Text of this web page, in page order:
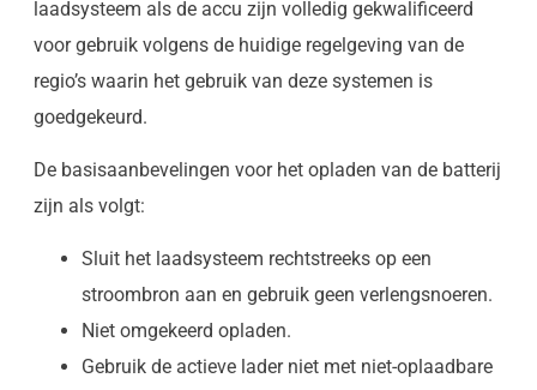
laadsysteem als de accu zijn volledig gekwalificeerd
voor gebruik volgens de huidige regelgeving van de
regio’s waarin het gebruik van deze systemen is
goedgekeurd.
De basisaanbevelingen voor het opladen van de batterij
zijn als volgt:
Sluit het laadsysteem rechtstreeks op een
stroombron aan en gebruik geen verlengsnoeren.
Niet omgekeerd opladen.
Gebruik de actieve lader niet met niet-oplaadbare